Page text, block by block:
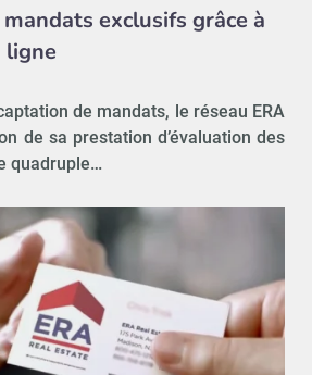
exclusifs grâce à
ligne
de mandats, le réseau ERA
de sa prestation d’évaluation des
quadruple…